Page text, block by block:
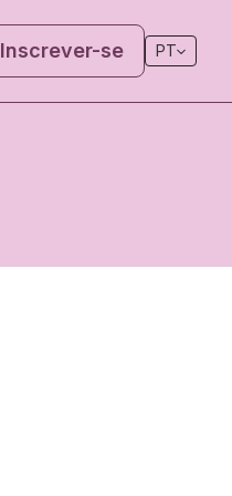
Inscrever-se PT